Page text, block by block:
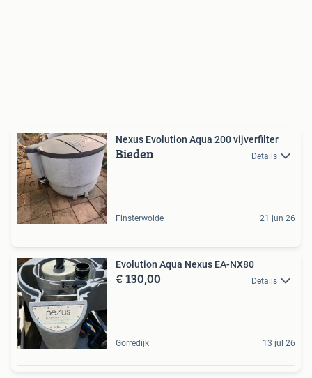
Nexus Evolution Aqua 200 vijverfilter
Bieden Details
Finsterwolde 21 jun 26
Evolution Aqua Nexus EA-NX80
€ 130,00 Details
Gorredijk 13 jul 26